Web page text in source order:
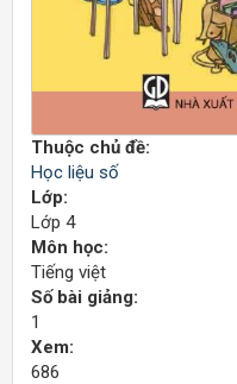
Thuộc chủ đề:
Học liệu số
Lớp:
Lớp 4
Môn học:
Tiếng việt
Số bài giảng:
1
Xem:
686